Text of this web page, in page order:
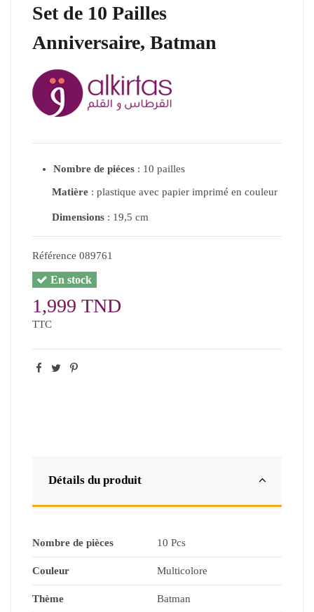
Set de 10 Pailles
Anniversaire, Batman
Nombre de piéces : 10 pailles
Matière : plastique avec papier imprimé en couleur
Dimensions : 19,5 cm
Référence 089761
En stock
1,999 TND
TTC
Détails du produit
Nombre de pièces 10 Pcs
Couleur Multicolore
Thème Batman